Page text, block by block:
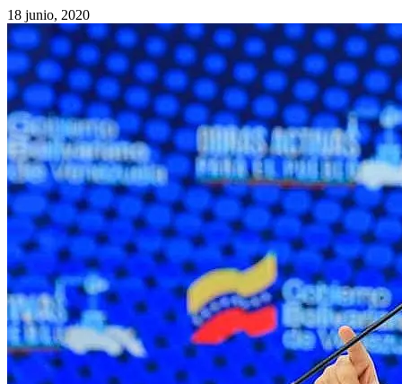
18 junio, 2020